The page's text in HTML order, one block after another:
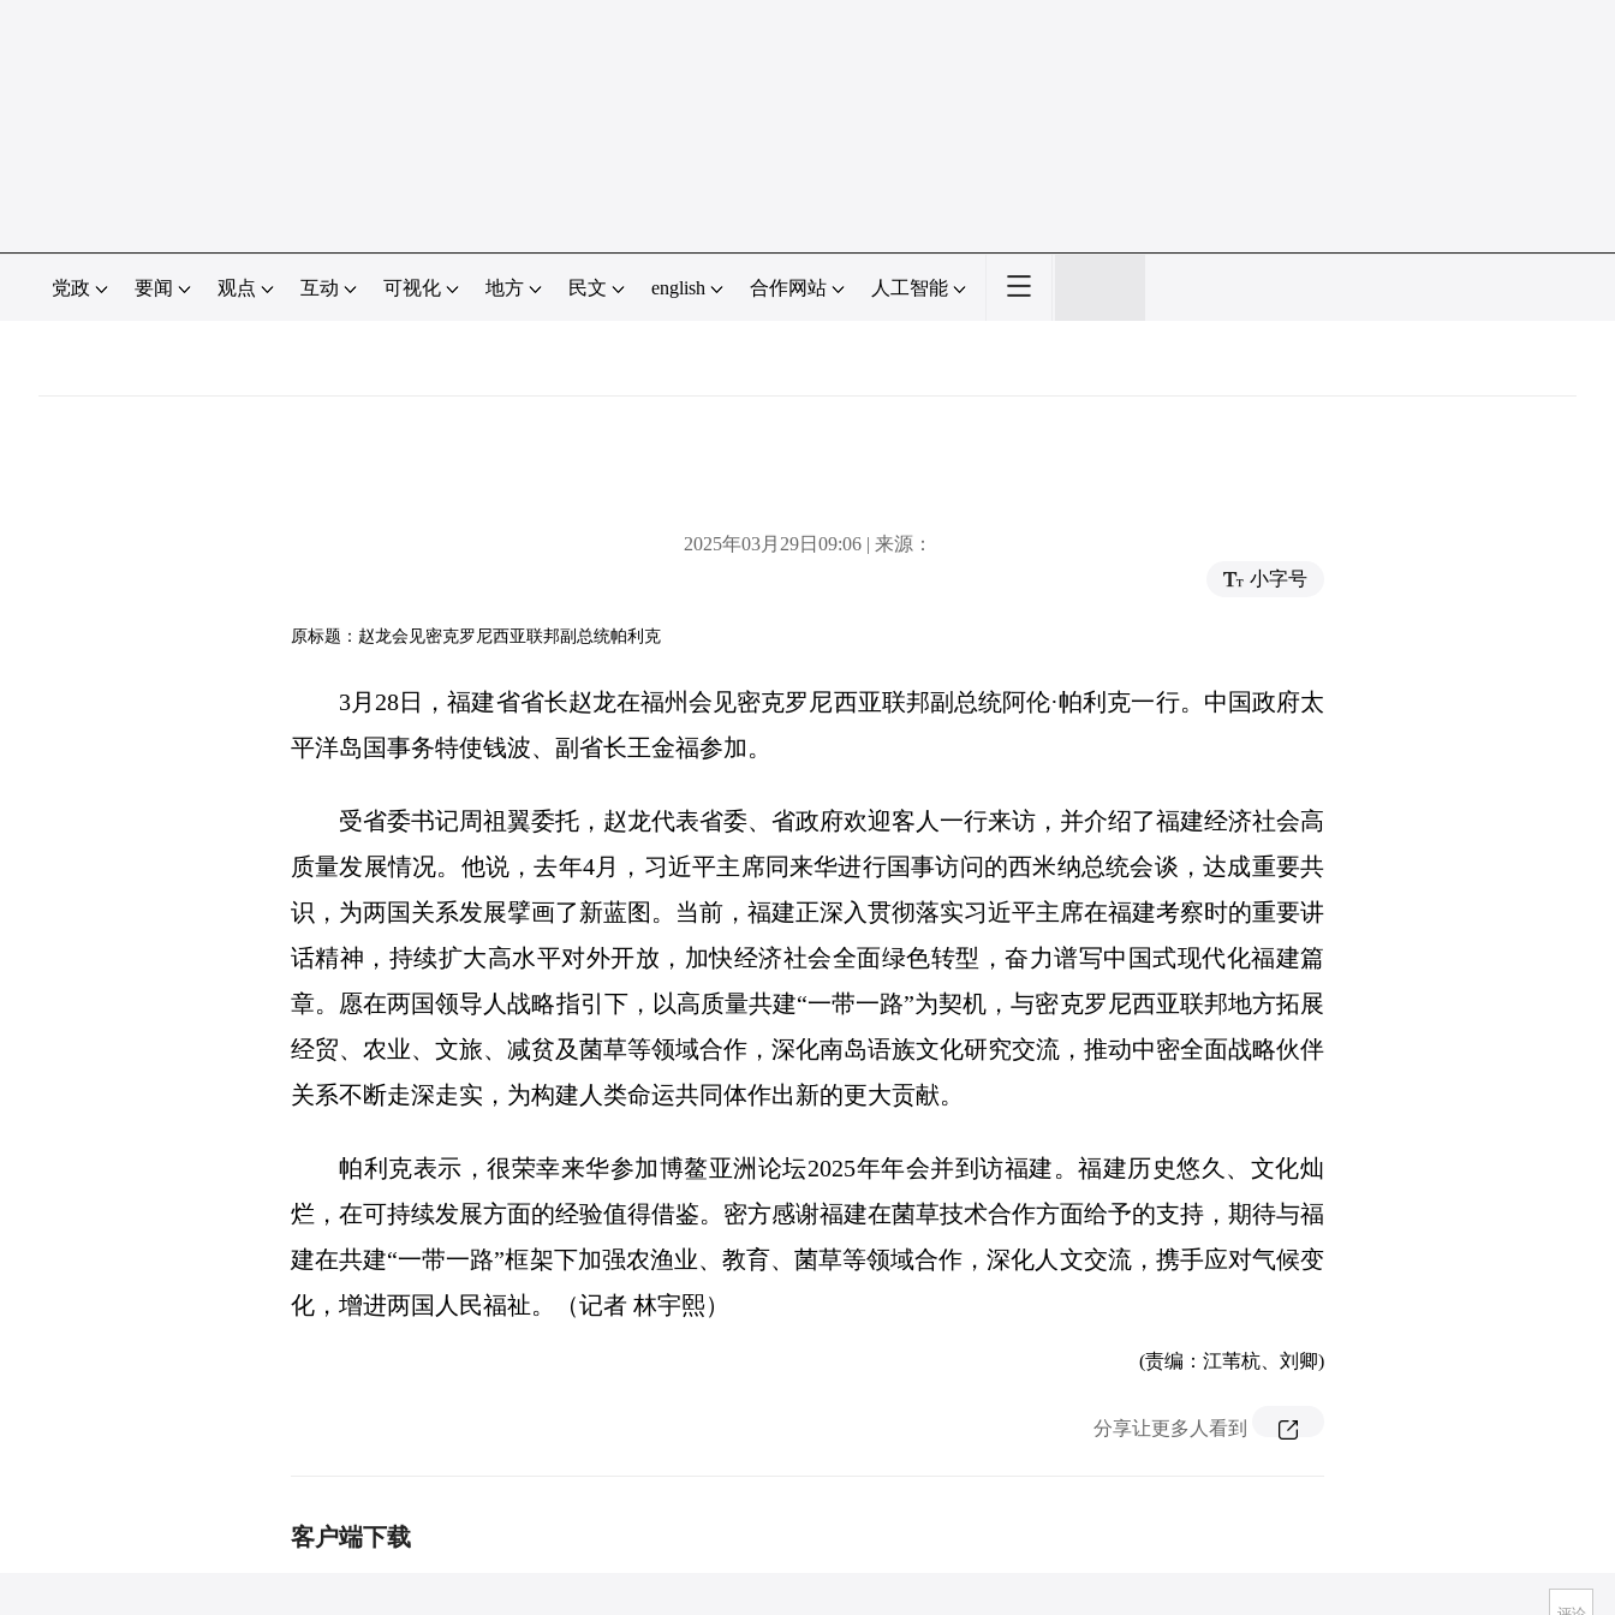
党政 要闻 观点 互动 可视化 地方 民文 english 合作网站 人工智能
2025年03月29日09:06 | 来源：
小字号
原标题：赵龙会见密克罗尼西亚联邦副总统帕利克
3月28日，福建省省长赵龙在福州会见密克罗尼西亚联邦副总统阿伦·帕利克一行。中国政府太
平洋岛国事务特使钱波、副省长王金福参加。
受省委书记周祖翼委托，赵龙代表省委、省政府欢迎客人一行来访，并介绍了福建经济社会高
质量发展情况。他说，去年4月，习近平主席同来华进行国事访问的西米纳总统会谈，达成重要共
识，为两国关系发展擘画了新蓝图。当前，福建正深入贯彻落实习近平主席在福建考察时的重要讲
话精神，持续扩大高水平对外开放，加快经济社会全面绿色转型，奋力谱写中国式现代化福建篇
章。愿在两国领导人战略指引下，以高质量共建“一带一路”为契机，与密克罗尼西亚联邦地方拓展
经贸、农业、文旅、减贫及菌草等领域合作，深化南岛语族文化研究交流，推动中密全面战略伙伴
关系不断走深走实，为构建人类命运共同体作出新的更大贡献。
帕利克表示，很荣幸来华参加博鳌亚洲论坛2025年年会并到访福建。福建历史悠久、文化灿
烂，在可持续发展方面的经验值得借鉴。密方感谢福建在菌草技术合作方面给予的支持，期待与福
建在共建“一带一路”框架下加强农渔业、教育、菌草等领域合作，深化人文交流，携手应对气候变
化，增进两国人民福祉。（记者 林宇熙）
(责编：江苇杭、刘卿)
分享让更多人看到
客户端下载